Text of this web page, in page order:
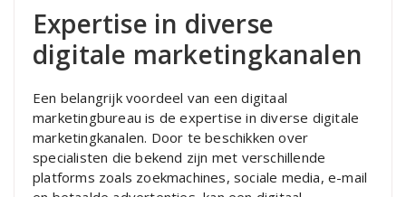
Expertise in diverse
digitale marketingkanalen
Een belangrijk voordeel van een digitaal
marketingbureau is de expertise in diverse digitale
marketingkanalen. Door te beschikken over
specialisten die bekend zijn met verschillende
platforms zoals zoekmachines, sociale media, e-mail